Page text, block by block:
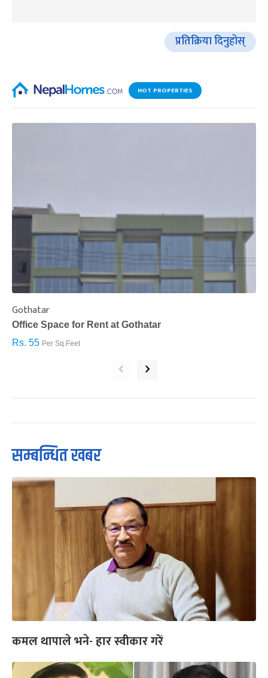
प्रतिक्रिया दिनुहोस्
HOT PROPERTIES
Gothatar
Office Space for Rent at Gothatar
Rs. 55 Per Sq.Feet
‹ ›
सम्बन्धित खबर
कमल थापाले भने- हार स्वीकार गरें